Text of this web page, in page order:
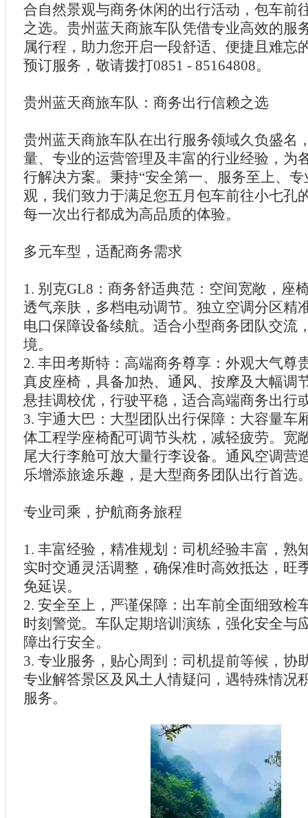
合自然景观与商务休闲的出行活动，包车前
之选。贵州蓝天商旅车队凭借专业高效的服
属行程，助力您开启一段舒适、便捷且难忘
预订服务，敬请拨打0851 - 85164808。
贵州蓝天商旅车队：商务出行信赖之选
贵州蓝天商旅车队在出行服务领域久负盛名
量、专业的运营管理及丰富的行业经验，为
行解决方案。秉持“安全第一、服务至上、
观，我们致力于满足您五月包车前往小七孔
每一次出行都成为高品质的体验。
多元车型，适配商务需求
1. 别克GL8：商务舒适典范：空间宽敞，座
透气亲肤，多档电动调节。独立空调分区精
电口保障设备续航。适合小型商务团队交流
境。
2. 丰田考斯特：高端商务尊享：外观大气尊
真皮座椅，具备加热、通风、按摩及大幅调
悬挂调校优，行驶平稳，适合高端商务出行
3. 宇通大巴：大型团队出行保障：大容量车
体工程学座椅配可调节头枕，减轻疲劳。宽
尾大行李舱可放大量行李设备。通风空调营
乐增添旅途乐趣，是大型商务团队出行首选
专业司乘，护航商务旅程
1. 丰富经验，精准规划：司机经验丰富，熟
实时交通灵活调整，确保准时高效抵达，旺
免延误。
2. 安全至上，严谨保障：出车前全面细致检
时刻警觉。车队定期培训演练，强化安全与
障出行安全。
3. 专业服务，贴心周到：司机提前等候，协
专业解答景区及风土人情疑问，遇特殊情况
服务。